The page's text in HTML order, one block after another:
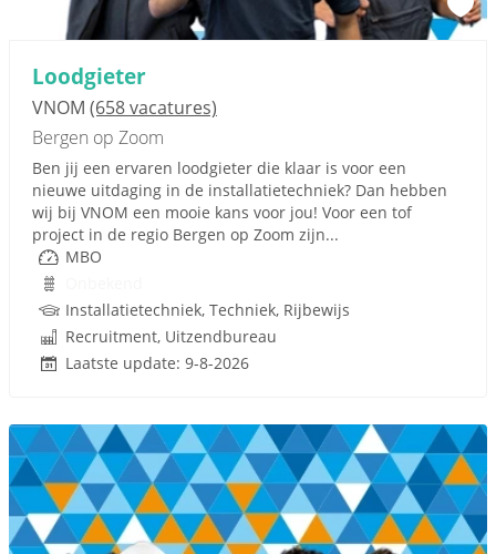
Loodgieter
VNOM (658 vacatures)
Bergen op Zoom
Ben jij een ervaren loodgieter die klaar is voor een
nieuwe uitdaging in de installatietechniek? Dan hebben
wij bij VNOM een mooie kans voor jou! Voor een tof
project in de regio Bergen op Zoom zijn...
MBO
Installatietechniek, Techniek, Rijbewijs
Recruitment, Uitzendbureau
Laatste update: 9-8-2026